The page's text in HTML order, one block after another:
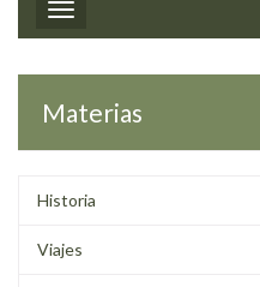
Toggle navigation
Materias
Historia
Viajes